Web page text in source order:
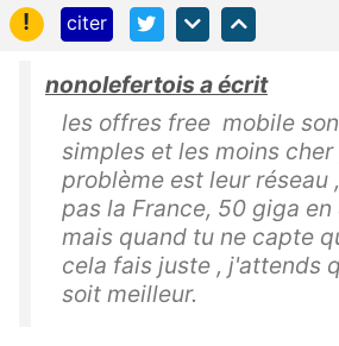
!
citer
nonolefertois a écrit
les offres free mobile
simples et les moins cher
problème est leur
pas la France, 50 giga
mais quand tu ne capte
cela fais juste , j'attends
soit meilleur.